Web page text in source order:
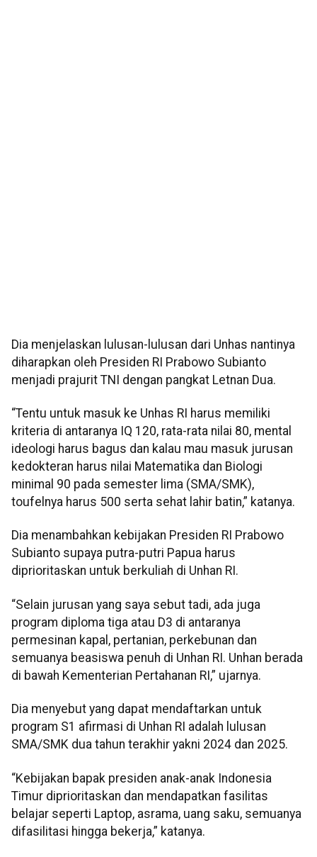
Dia menjelaskan lulusan-lulusan dari Unhas nantinya
diharapkan oleh Presiden RI Prabowo Subianto
menjadi prajurit TNI dengan pangkat Letnan Dua.
“Tentu untuk masuk ke Unhas RI harus memiliki
kriteria di antaranya IQ 120, rata-rata nilai 80, mental
ideologi harus bagus dan kalau mau masuk jurusan
kedokteran harus nilai Matematika dan Biologi
minimal 90 pada semester lima (SMA/SMK),
toufelnya harus 500 serta sehat lahir batin,” katanya.
Dia menambahkan kebijakan Presiden RI Prabowo
Subianto supaya putra-putri Papua harus
diprioritaskan untuk berkuliah di Unhan RI.
“Selain jurusan yang saya sebut tadi, ada juga
program diploma tiga atau D3 di antaranya
permesinan kapal, pertanian, perkebunan dan
semuanya beasiswa penuh di Unhan RI. Unhan berada
di bawah Kementerian Pertahanan RI,” ujarnya.
Dia menyebut yang dapat mendaftarkan untuk
program S1 afirmasi di Unhan RI adalah lulusan
SMA/SMK dua tahun terakhir yakni 2024 dan 2025.
“Kebijakan bapak presiden anak-anak Indonesia
Timur diprioritaskan dan mendapatkan fasilitas
belajar seperti Laptop, asrama, uang saku, semuanya
difasilitasi hingga bekerja,” katanya.